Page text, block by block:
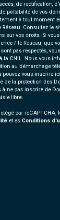
de rectification,
portabilité de vos
à tout moment
Réseau. Consultez le
sur vos droits. Si
/ le Réseau, que
pas respectés,
la CNIL. Nous vous
au démarchage
pouvez vous inscrire
de la protection des
à ne pas inscrire de
libre.
par reCAPTCHA,
et es Conditions